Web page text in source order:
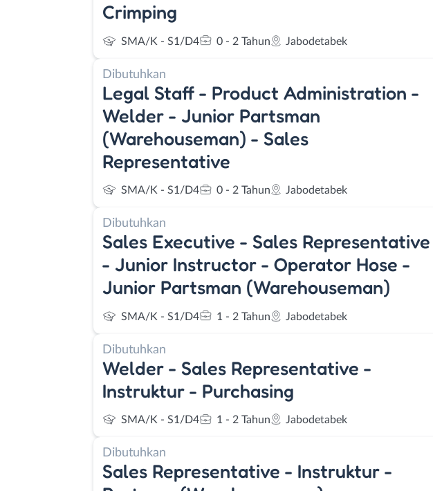
Crimping
SMA/K - S1/D4 0 - 2 Tahun Jabodetabek
Dibutuhkan
Legal Staff - Product Administration -
Welder - Junior Partsman
(Warehouseman) - Sales
Representative
SMA/K - S1/D4 0 - 2 Tahun Jabodetabek
Dibutuhkan
Sales Executive - Sales Representative
- Junior Instructor - Operator Hose -
Junior Partsman (Warehouseman)
SMA/K - S1/D4 1 - 2 Tahun Jabodetabek
Dibutuhkan
Welder - Sales Representative -
Instruktur - Purchasing
SMA/K - S1/D4 1 - 2 Tahun Jabodetabek
Dibutuhkan
Sales Representative - Instruktur -